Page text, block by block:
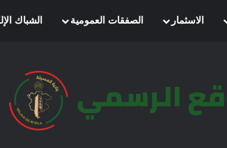
الاسثمار الصفقات العمومية الشباك